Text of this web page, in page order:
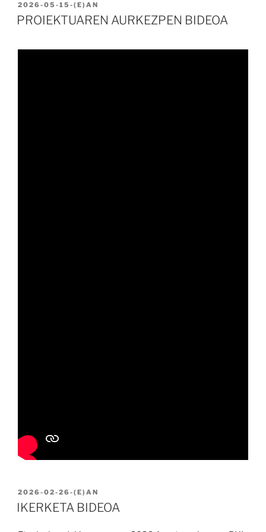
2026-05-15 -(E)AN
PROIEKTUAREN AURKEZPEN BIDEOA
2026-02-26-(E)AN
IKERKETA BIDEOA